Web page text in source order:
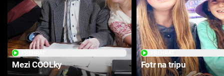
Mezi COOLky Fotr na tripu